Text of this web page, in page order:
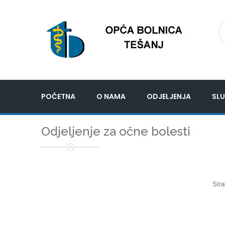
POČETNA O NAMA ODJELJENJA
Odjeljenje za očne bolesti